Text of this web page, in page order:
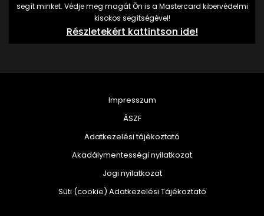
segít minket. Védje meg magát Ön is a Mastercard kibervédelmi
kisokos segítségével!
Részletekért kattintson ide!
Impresszum
ÁSZF
Adatkezelési tájékoztató
Akadálymentességi nyilatkozat
Jogi nyilatkozat
Süti (cookie) Adatkezelési Tájékoztató